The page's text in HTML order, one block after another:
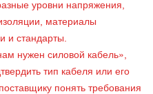
уровни напряжения,
материалы
и стандарты.
нужен силовой кабель»,
тип кабеля или его
понять требования